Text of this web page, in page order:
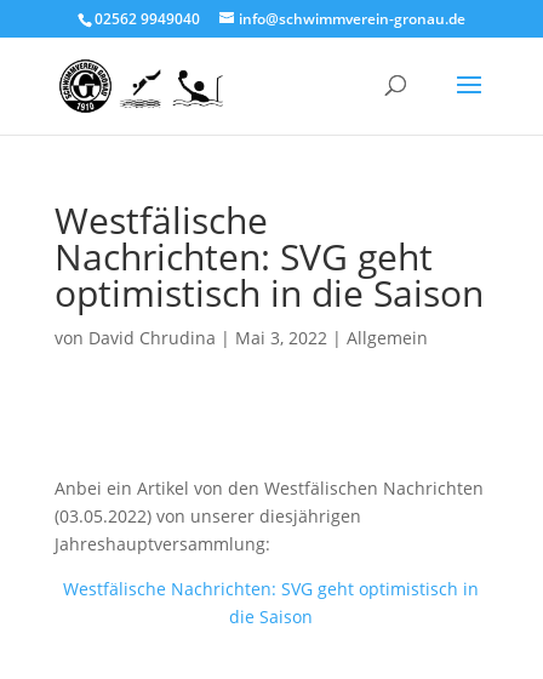
02562 9949040 info@schwimmverein-gronau.de
Westfälische
Nachrichten: SVG geht
optimistisch in die Saison
von David Chrudina | Mai 3, 2022| Allgemein
Anbei ein Artikel von den Westfälischen Nachrichten
(03.05.2022) von unserer diesjährigen
Jahreshauptversammlung:
Westfälische Nachrichten: SVG geht optimistisch in
die Saison